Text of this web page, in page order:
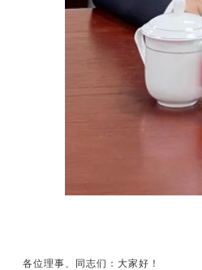
各位理事、同志们：大家好！